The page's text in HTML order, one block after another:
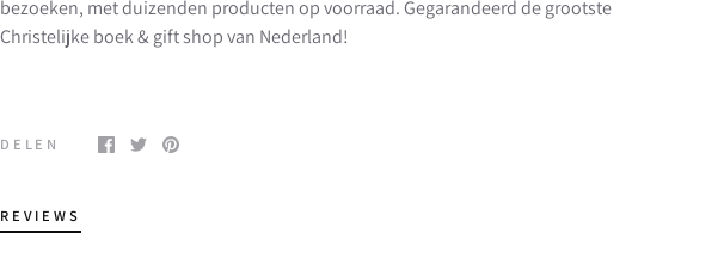
bezoeken, met duizenden producten op voorraad. Gegarandeerd de grootste
Christelijke boek & gift shop van Nederland!
DELEN
REVIEWS